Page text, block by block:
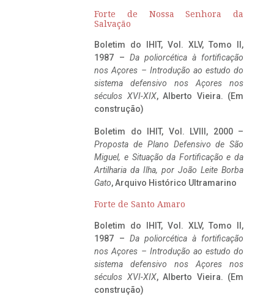
Forte de Nossa Senhora da
Salvação
Boletim do IHIT, Vol. XLV, Tomo II,
1987 – Da poliorcética à fortificação
nos Açores – Introdução ao estudo do
sistema defensivo nos Açores nos
séculos XVI-XIX, Alberto Vieira. (Em
construção)
Boletim do IHIT, Vol. LVIII, 2000 –
Proposta de Plano Defensivo de São
Miguel, e Situação da Fortificação e da
Artilharia da Ilha, por João Leite Borba
Gato, Arquivo Histórico Ultramarino
Forte de Santo Amaro
Boletim do IHIT, Vol. XLV, Tomo II,
1987 – Da poliorcética à fortificação
nos Açores – Introdução ao estudo do
sistema defensivo nos Açores nos
séculos XVI-XIX, Alberto Vieira. (Em
construção)